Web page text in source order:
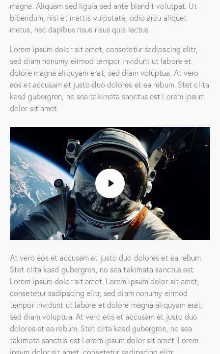
magna. Aliquam sed ligula sed ante blandit volutpat. Ut
bibendum, nisi et mattis vulputate, odio arcu aliquet
metus, nec dapibus risus risus quis lectus.
Lorem ipsum dolor sit amet, consetetur sadipscing elitr,
sed diam nonumy eirmod tempor invidunt ut labore et
dolore magna aliquyam erat, sed diam voluptua. At vero
eos et accusam et justo duo dolores et ea rebum. Stet clita
kasd gubergren, no sea takimata sanctus est Lorem ipsum
dolor sit amet.
At vero eos et accusam et justo duo dolores et ea rebum.
Stet clita kasd gubergren, no sea takimata sanctus est
Lorem ipsum dolor sit amet. Lorem ipsum dolor sit amet,
consetetur sadipscing elitr, sed diam nonumy eirmod
tempor invidunt ut labore et dolore magna aliquyam erat,
sed diam voluptua. At vero eos et accusam et justo duo
dolores et ea rebum. Stet clita kasd gubergren, no sea
takimata sanctus est Lorem ipsum dolor sit amet. Lorem
ipsum dolor sit amet, consetetur sadipscing elitr.